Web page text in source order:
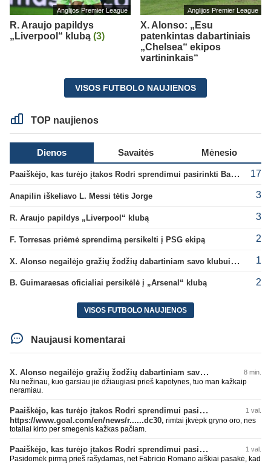
Anglijos Premier League
R. Araujo papildys
„Liverpool“ klubą (3)
Anglijos Premier League
X. Alonso: „Esu
patenkintas dabartiniais
„Chelsea“ ekipos
vartininkais“
VISOS FUTBOLO NAUJIENOS
TOP naujienos
Dienos Savaitės Mėnesio
Paaiškėjo, kas turėjo įtakos Rodri sprendimui pasirinkti Barselonos pusę 17
Anapilin iškeliavo L. Messi tėtis Jorge 3
R. Araujo papildys „Liverpool“ klubą 3
F. Torresas priėmė sprendimą persikelti į PSG ekipą 2
X. Alonso negailėjo gražių žodžių dabartiniam savo klubui „Chelsea“ 1
B. Guimaraesas oficialiai persikėlė į „Arsenal“ klubą 2
VISOS FUTBOLO NAUJIENOS
Naujausi komentarai
X. Alonso negailėjo gražių žodžių dabartiniam savo klubui „Chelsea“ 8 min.
Nu nežinau, kuo garsiau jie džiaugiasi prieš kapotynes, tuo man kažkaip
neramiau.
Paaiškėjo, kas turėjo įtakos Rodri sprendimui pasirinkti Barselonos pusę 1 val.
https://www.goal.com/en/news/r......dc30, rimtai įkvėpk gryno oro, nes
totaliai kirto per smegenis kažkas pačiam.
Paaiškėjo, kas turėjo įtakos Rodri sprendimui pasirinkti Barselonos pusę 1 val.
Pasidomėk pirmą prieš rašydamas, net Fabricio Romano aiškiai pasakė, kad